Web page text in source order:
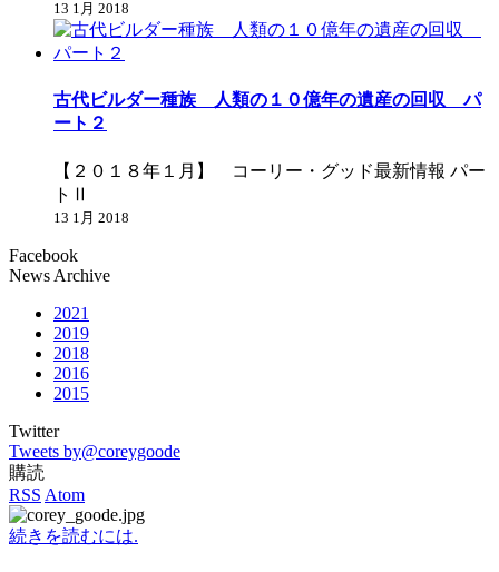
13 1月 2018
古代ビルダー種族 人類の１０億年の遺産の回収 パ
ート２
【２０１８年１月】 コーリー・グッド最新情報 パー
トⅡ
13 1月 2018
Facebook
News Archive
2021
2019
2018
2016
2015
Twitter
Tweets by@coreygoode
購読
RSS Atom
続きを読むには.